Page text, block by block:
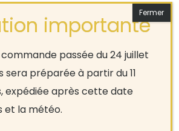
pour arriver au nombre de
atelier Apprenti Chocolatier
Chocolatier confirmé
passée du 24 juillet
sera préparée à partir du 11
expédiée après cette date
et la météo.